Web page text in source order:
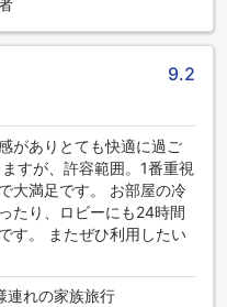
9.2
がありとても快適に過ご
すが、許容範囲。1番重視
大満足です。 お部屋の冷
たり、ロビーにも24時間
す。 またぜひ利用したい
連れの家族旅行